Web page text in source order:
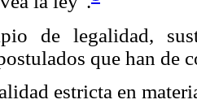
de legalidad,
que han de
estricta en